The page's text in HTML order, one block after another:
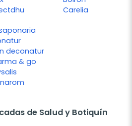
Carelia
deconatur
& go
de Salud y Botiquín